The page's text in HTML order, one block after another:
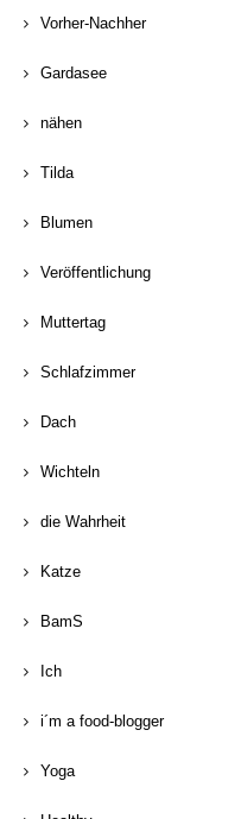
Vorher-Nachher
Gardasee
nähen
Tilda
Blumen
Veröffentlichung
Muttertag
Schlafzimmer
Dach
Wichteln
die Wahrheit
Katze
BamS
Ich
i´m a food-blogger
Yoga